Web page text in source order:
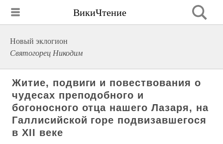
ВикиЧтение
Новый эклогион
Святогорец Никодим
Житие, подвиги и повествования о
чудесах преподобного и
богоносного отца нашего Лазаря, на
Галлисийской горе подвизавшегося
в XII веке